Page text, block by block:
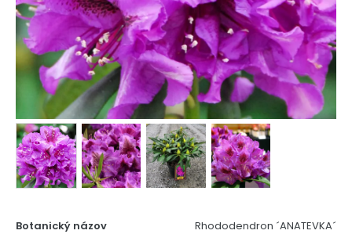
Botanický názov
Rhododendron ´ANATEVKA´